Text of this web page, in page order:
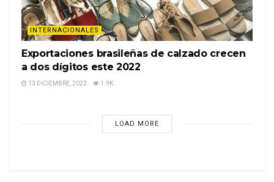
INTERNACIONALES
Exportaciones brasileñas de calzado crecen
a dos dígitos este 2022
13 DICIEMBRE, 2022 1.9K
LOAD MORE